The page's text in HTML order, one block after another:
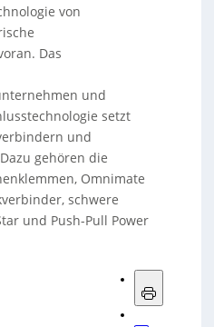
von
Das
und
setzt
und
gehören die
Omnimate
schwere
und Push-Pull Power